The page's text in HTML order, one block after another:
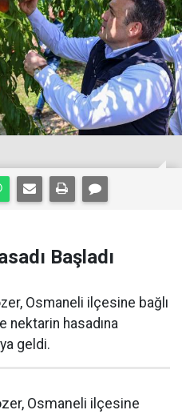
Başladı
Osmaneli ilçesine bağlı
nektarin hasadına
geldi.
Osmaneli ilçesine